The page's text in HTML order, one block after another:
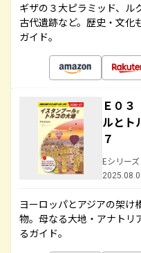
ギザの３大ピラミッド、ル
古代遺跡など。歴史・文化
ガイド。
Ｅ０
ルとト
７
Eシリー
ヨーロッパとアジアの架け
物。母なる大地・アナトリ
るガイド。